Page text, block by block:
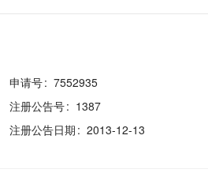
申请号 7552935
注册公告号 1387
注册公告日期 2013-12-13